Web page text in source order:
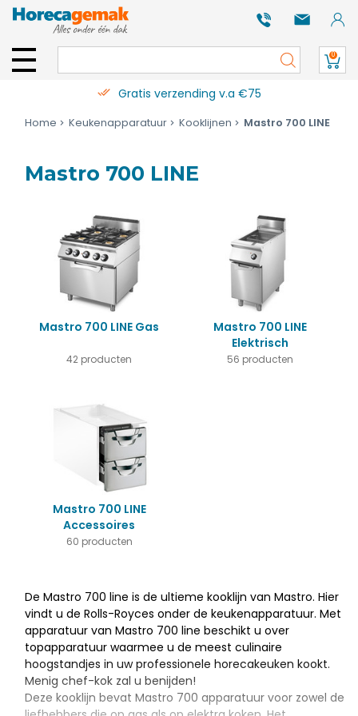
0
Gratis verzending v.a €75
Home Keukenapparatuur Kooklijnen Mastro 700 LINE
Mastro 700 LINE
Mastro 700 LINE Gas
42 producten
Mastro 700 LINE
Elektrisch
56 producten
Mastro 700 LINE
Accessoires
60 producten
De Mastro 700 line is de ultieme kooklijn van Mastro. Hier
vindt u de Rolls-Royces onder de keukenapparatuur. Met
apparatuur van Mastro 700 line beschikt u over
topapparatuur waarmee u de meest culinaire
hoogstandjes in uw professionele horecakeuken kookt.
Menig chef-kok zal u benijden!
Deze kooklijn bevat Mastro 700 apparatuur voor zowel de